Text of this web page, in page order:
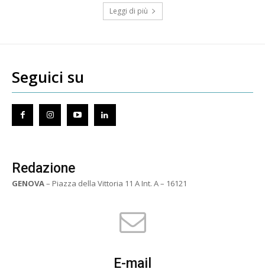
Leggi di più
Seguici su
Redazione
GENOVA– Piazza della Vittoria 11 A Int. A – 16121
E-mail